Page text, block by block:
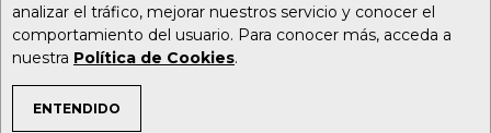
analizar el tráfico, mejorar nuestros servicio y conocer el
comportamiento del usuario. Para conocer más, acceda a
nuestra Política de Cookies.
ENTENDIDO
TEMAS DE INTERÉS